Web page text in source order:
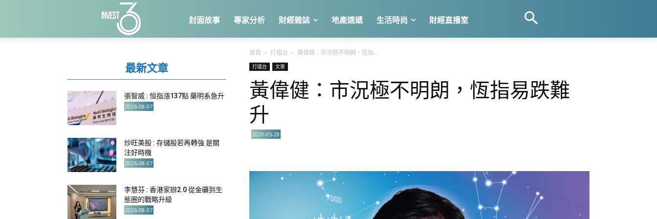
封面故事 專家分析 財經雜誌 地產速遞 生活時尚 財經直播室
首頁 打擂台 黃偉健：市況極不明朗，恆指...
打擂台 文章
黃偉健：市況極不明朗，恆指易跌難
升
2020-05-28
最新文章
張智威 : 恒指漲137點 藥明系急升
2026-08-07
炒旺美股 : 存儲股若再轉強 是關
注好時機
2026-08-07
李慧芬 : 香港家辦2.0 從金礦到生
態圈的戰略升級
2026-08-07